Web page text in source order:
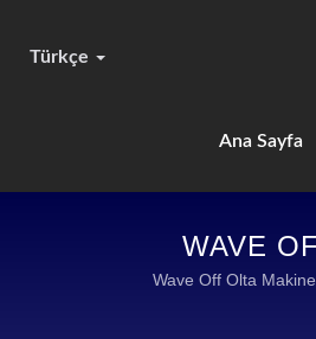
Ana Sayfa
Türkçe
WAVE
Wave Off Olta